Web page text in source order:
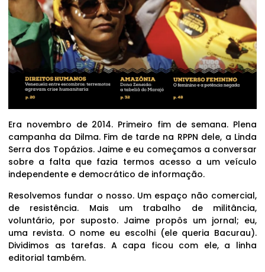
Era novembro de 2014. Primeiro fim de semana. Plena
campanha da Dilma. Fim de tarde na RPPN dele, a Linda
Serra dos Topázios. Jaime e eu começamos a conversar
sobre a falta que fazia termos acesso a um veículo
independente e democrático de informação.
Resolvemos fundar o nosso. Um espaço não comercial,
de resistência. Mais um trabalho de militância,
voluntário, por suposto. Jaime propôs um jornal; eu,
uma revista. O nome eu escolhi (ele queria Bacurau).
Dividimos as tarefas. A capa ficou com ele, a linha
editorial também.